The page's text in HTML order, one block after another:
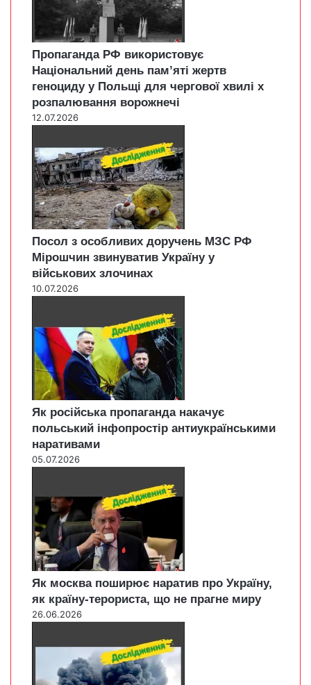
Пропаганда РФ використовує
Національний день пам’яті жертв
геноциду у Польщі для чергової хвилі х
розпалювання ворожнечі
12.07.2026
Посол з особливих доручень МЗС РФ
Мірошчин звинуватив Україну у
військових злочинах
10.07.2026
Як російська пропаганда накачує
польський інфопростір антиукраїнськими
наративами
05.07.2026
Як москва поширює наратив про Україну,
як країну-терориста, що не прагне миру
26.06.2026